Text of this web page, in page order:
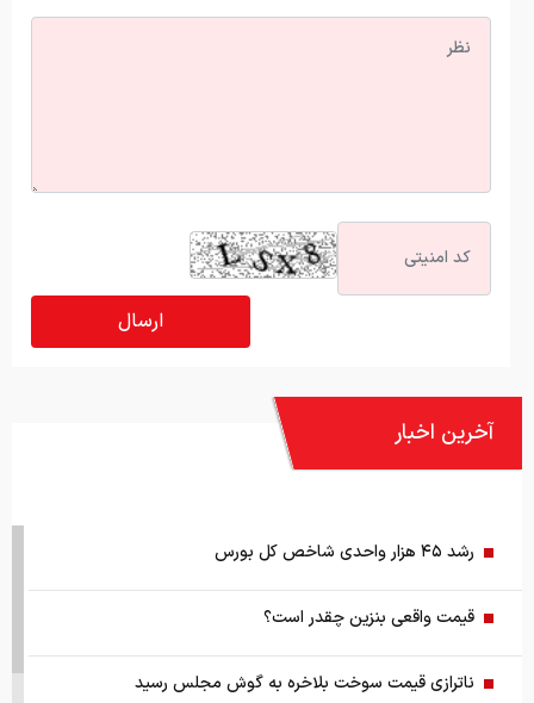
آخرین اخبار
رشد ۴۵ هزار واحدی شاخص کل بورس
قیمت واقعی بنزین چقدر است؟
ناترازی قیمت سوخت بلاخره به گوش مجلس رسید